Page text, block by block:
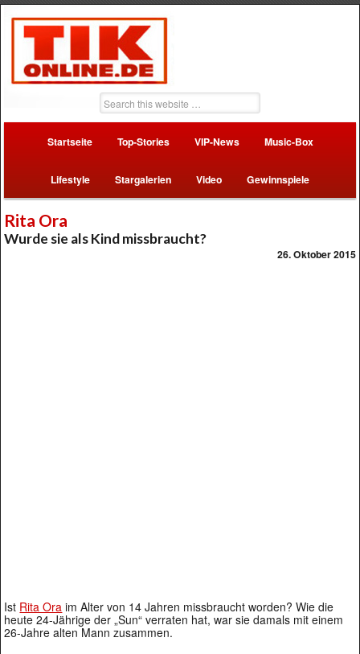
Startseite Top-Stories VIP-News Music-Box
Lifestyle Stargalerien Video Gewinnspiele
Rita Ora
Wurde sie als Kind missbraucht?
26. Oktober 2015
Ist Rita Ora im Alter von 14 Jahren missbraucht worden? Wie die
heute 24-Jährige der „Sun“ verraten hat, war sie damals mit einem
26-Jahre alten Mann zusammen.